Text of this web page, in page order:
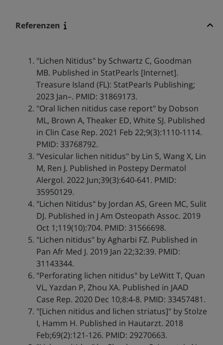
Referenzen
"Lichen Nitidus" by Schwartz C, Goodman
MB. Published in StatPearls [Internet].
Treasure Island (FL): StatPearls Publishing;
2023 Jan–. PMID: 31869173.
"Oral lichen nitidus case report" by Dobson
ML, Brown A, Theaker ED, White SJ. Published
in Clin Case Rep. 2021 Feb 22;9(3):1110-1114.
PMID: 33768792.
"Vesicular lichen nitidus" by Lin S, Wang X, Lin
M, Ren J. Published in Postepy Dermatol
Alergol. 2022 Jun;39(3):640-641. PMID:
35950129.
"Lichen Nitidus" by Jordan AS, Green MC, Sulit
DJ. Published in J Am Osteopath Assoc. 2019
Oct 1;119(10):704. PMID: 31566698.
"Lichen nitidus" by Agharbi FZ. Published in
Pan Afr Med J. 2019 Jan 22;32:39. PMID:
31143344.
"Perforating lichen nitidus" by LeWitt T, Quan
VL, Yazdan P, Zhou XA. Published in JAAD
Case Rep. 2020 Dec 10;8:4-8. PMID: 33457481.
"[Lichen nitidus and lichen striatus]" by Stolze
I, Hamm H. Published in Hautarzt. 2018
Feb;69(2):121-126. PMID: 29270663.